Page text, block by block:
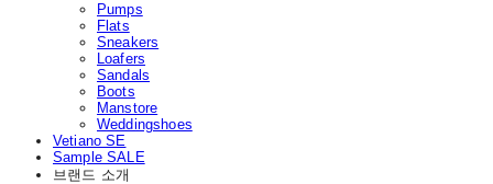
Pumps
Flats
Sneakers
Loafers
Sandals
Boots
Manstore
Weddingshoes
Vetiano SE
Sample SALE
브랜드 소개